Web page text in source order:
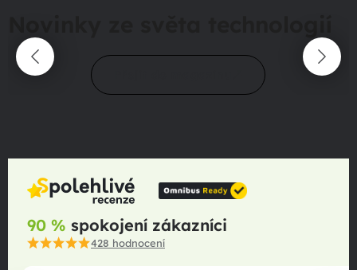
90 % spokojení zákazníci
428 hodnocení